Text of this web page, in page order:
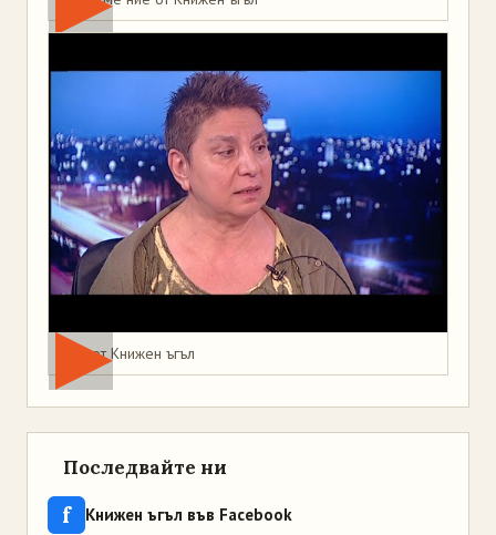
Мая от Книжен ъгъл
Последвайте ни
f Книжен ъгъл във Facebook